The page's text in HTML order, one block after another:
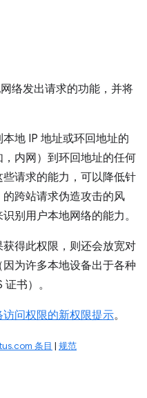
络发出请求的功能，并将
地 IP 地址或环回地址的
内网）到环回地址的任何
请求的能力，可以降低针
跨站请求伪造攻击的风
别用户本地网络的能力。
得此权限，则还会放宽对
为许多本地设备出于各种
书）。
访问权限的新权限提示。
条目 | 规范